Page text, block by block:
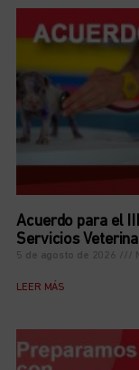
Acuerdo para el
Servicios
5 de agosto de 2026
LEER MÁS